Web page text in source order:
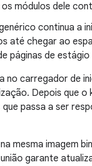
módulos dele
continua a
até chegar ao
páginas de estágio
no carregador de
Depois que o
passa a ser
mesma imagem
garante